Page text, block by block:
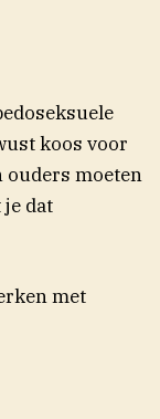
koos voor
ouders moeten
dat
met